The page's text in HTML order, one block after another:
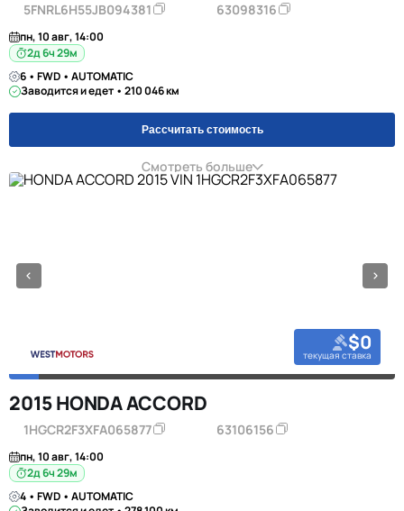
5FNRL6H55JB094381 63098316
пн, 10 авг, 14:00
2д 6ч 29м
6 • FWD • AUTOMATIC
Заводится и едет • 210 046 км
Рассчитать стоимость
Смотреть больше
$0
текущая ставка
2015 HONDA ACCORD
1HGCR2F3XFA065877 63106156
пн, 10 авг, 14:00
2д 6ч 29м
4 • FWD • AUTOMATIC